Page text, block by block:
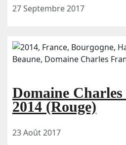
27 Septembre 2017
Domaine
2014 (Rouge)
23 Août 2017